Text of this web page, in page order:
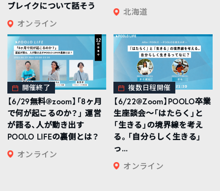
ブレイクについて話そう
オンライン
北海道
開催終了
【6/29無料@zoom】「8ヶ月
で何が起こるのか？」 運営
が語る、人が動き出す
POOLO LIFEの裏側とは？
オンライン
複数日程開催
【6/22@Zoom】POOLO卒業
生座談会〜「はたらく」と
「生きる」の境界線を考え
る。「自分らしく生きる」
っ...
オンライン